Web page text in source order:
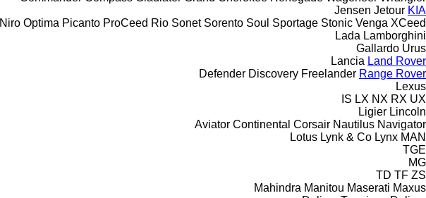
Jensen Jetour KIA
Niro Optima Picanto ProCeed Rio Sonet Sorento Soul Sportage Stonic Venga XCeed
Lada Lamborghini
Gallardo Urus
Lancia Land Rover
Defender Discovery Freelander Range Rover
Lexus
IS LX NX RX UX
Ligier Lincoln
Aviator Continental Corsair Nautilus Navigator
Lotus Lynk & Co Lynx MAN
TGE
MG
TD TF ZS
Mahindra Manitou Maserati Maxus